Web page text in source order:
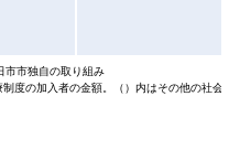
市独自の取り組み
度の加入者の金額。（）内はその他の社会